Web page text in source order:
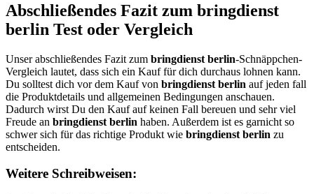
Abschließendes Fazit zum bringdienst
berlin Test oder Vergleich
Unser abschließendes Fazit zum bringdienst berlin-Schnäppchen-
Vergleich lautet, dass sich ein Kauf für dich durchaus lohnen kann.
Du solltest dich vor dem Kauf von bringdienst berlin auf jeden fall
die Produktdetails und allgemeinen Bedingungen anschauen.
Dadurch wirst Du den Kauf auf keinen Fall bereuen und sehr viel
Freude an bringdienst berlin haben. Außerdem ist es garnicht so
schwer sich für das richtige Produkt wie bringdienst berlin zu
entscheiden.
Weitere Schreibweisen: